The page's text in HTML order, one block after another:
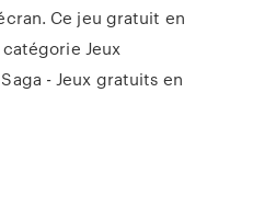
Ce jeu gratuit en
Jeux
- Jeux gratuits en